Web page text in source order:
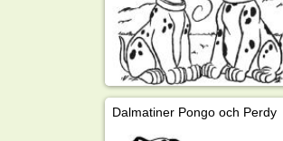
Dalmatiner Pongo och Perdy